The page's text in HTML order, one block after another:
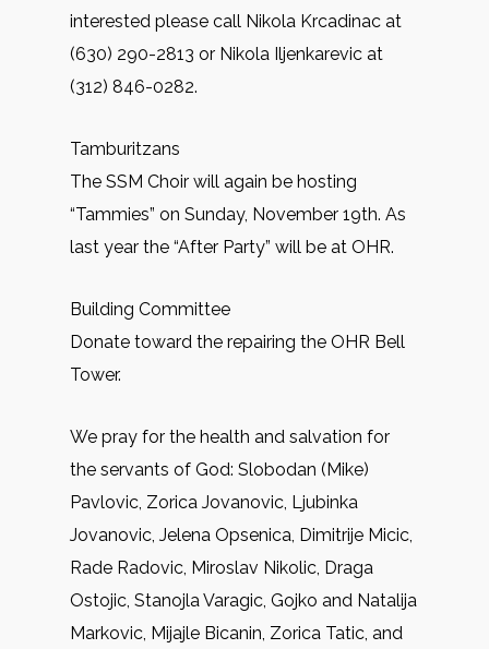
interested please call Nikola Krcadinac at
(630) 290-2813 or Nikola Iljenkarevic at
(312) 846-0282.
Tamburitzans
The SSM Choir will again be hosting
“Tammies” on Sunday, November 19th. As
last year the “After Party” will be at OHR.
Building Committee
Donate toward the repairing the OHR Bell
Tower.
We pray for the health and salvation for
the servants of God: Slobodan (Mike)
Pavlovic, Zorica Jovanovic, Ljubinka
Jovanovic, Jelena Opsenica, Dimitrije Micic,
Rade Radovic, Miroslav Nikolic, Draga
Ostojic, Stanojla Varagic, Gojko and Natalija
Markovic, Mijajle Bicanin, Zorica Tatic, and